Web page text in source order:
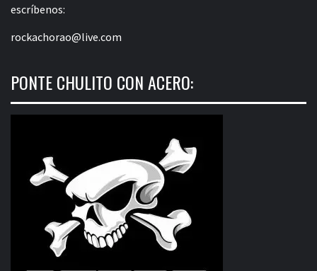
escríbenos:
rockachorao@live.com
PONTE CHULITO CON ACERO: